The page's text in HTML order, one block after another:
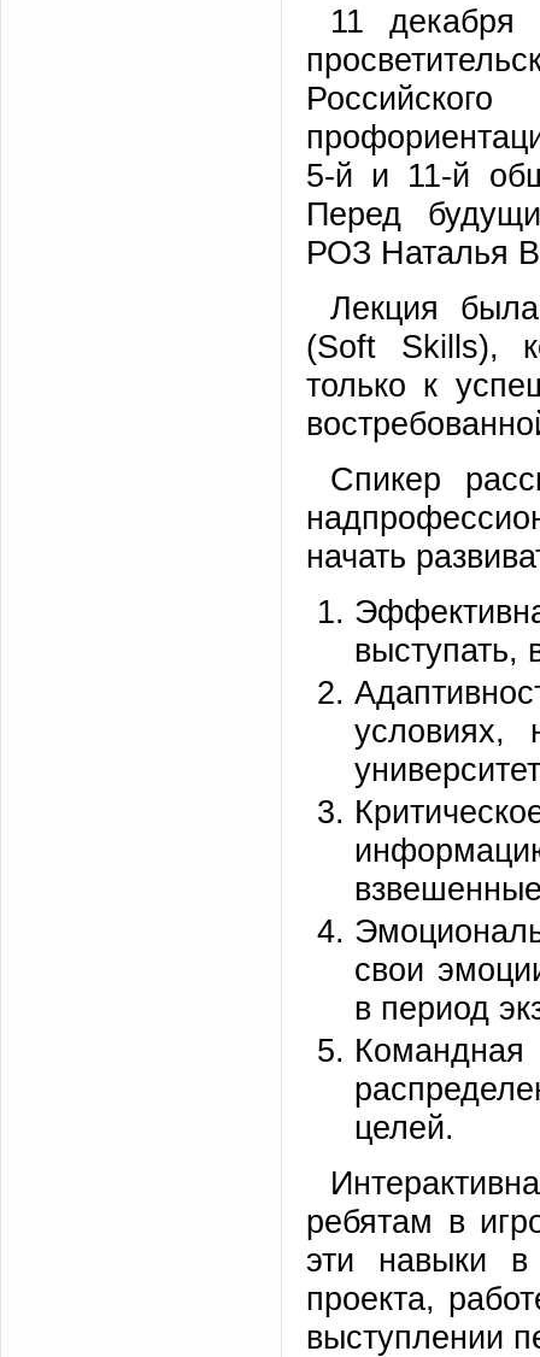
11
5-й и 11-й
Перед
РОЗ Наталья
Лекция
(Soft Skills),
только к
Спикер
начать
выступать,
условиях,
свои
в период
целей.
ребятам в
эти навыки в
проекта,
выступлении